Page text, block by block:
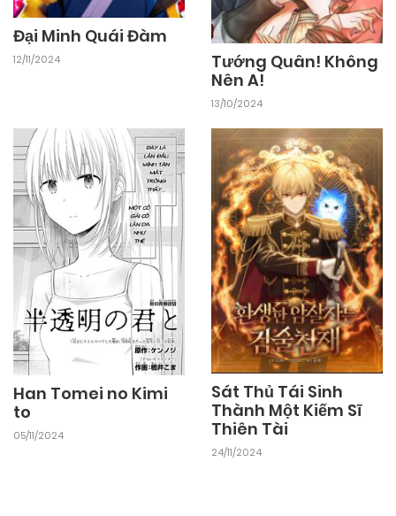
Đại Minh Quái Đàm
12/11/2024
Tướng Quân! Không
Nên A!
13/10/2024
Han Tomei no Kimi
to
05/11/2024
Sát Thủ Tái Sinh
Thành Một Kiếm Sĩ
Thiên Tài
24/11/2024